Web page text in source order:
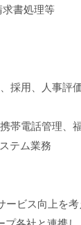
求書処理等
採用、人事評
帯電話管理、
テム業務
ビス向上を